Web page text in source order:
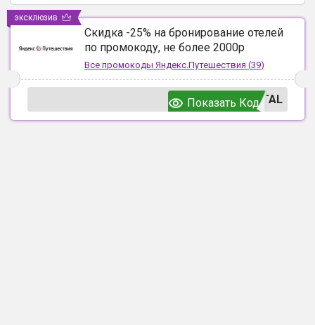
Скидка -25% на бронирование отелей
по промокоду, не более 2000р
Все промокоды Яндекс.Путешествия (39)
TAL
Показать Код
эксклюзив